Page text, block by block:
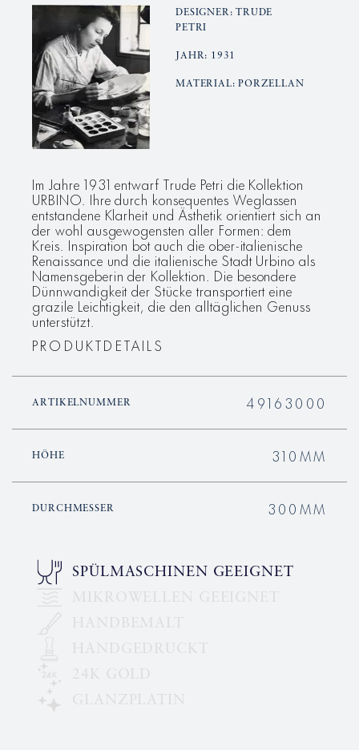
DESIGNER: TRUDE
PETRI
JAHR: 1931
MATERIAL: PORZELLAN
Im Jahre 1931 entwarf Trude Petri die Kollektion
URBINO. Ihre durch konsequentes Weglassen
entstandene Klarheit und Ästhetik orientiert sich an
der wohl ausgewogensten aller Formen: dem
Kreis. Inspiration bot auch die ober-italienische
Renaissance und die italienische Stadt Urbino als
Namensgeberin der Kollektion. Die besondere
Dünnwandigkeit der Stücke transportiert eine
grazile Leichtigkeit, die den alltäglichen Genuss
unterstützt.
PRODUKTDETAILS
ARTIKELNUMMER 49163000
HÖHE 310MM
DURCHMESSER 300MM
SPÜLMASCHINEN GEEIGNET